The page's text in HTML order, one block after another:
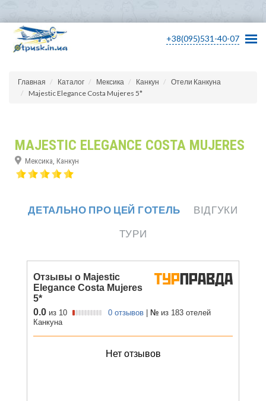
+38(095)531-40-07
Главная Каталог Мексика Канкун
Отели Канкуна
Majestic Elegance Costa Mujeres 5*
MAJESTIC ELEGANCE COSTA MUJERES
Мексика, Канкун
ДЕТАЛЬНО ПРО ЦЕЙ ГОТЕЛЬ
ВІДГУКИ
ТУРИ